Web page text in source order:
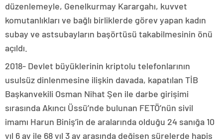
düzenlemeyle, Genelkurmay Karargahı, kuvvet
komutanlıkları ve bağlı birliklerde görev yapan kadın
subay ve astsubayların başörtüsü takabilmesinin önü
açıldı.
2018- Devlet büyüklerinin kriptolu telefonlarının
usulsüz dinlenmesine ilişkin davada, kapatılan TİB
Başkanvekili Osman Nihat Şen ile darbe girişimi
sırasında Akıncı Üssü’nde bulunan FETÖ’nün sivil
imamı Harun Biniş’in de aralarında olduğu 24 sanığa 10
yıl 6 ay ile 68 yıl 3 ay arasında değişen sürelerde hapis